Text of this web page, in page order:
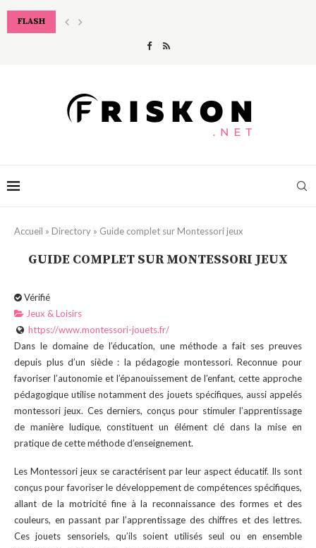
FLASH
COMMENT APPLIQUER SON CORRECTEUR ANTI-CERNES POUR UN EFFET
Accueil » Directory » Guide complet sur Montessori jeux
GUIDE COMPLET SUR MONTESSORI JEUX
Vérifié
Jeux & Loisirs
https://www.montessori-jouets.fr/
Dans le domaine de l’éducation, une méthode a fait ses preuves
depuis plus d’un siècle : la pédagogie montessori. Reconnue pour
favoriser l’autonomie et l’épanouissement de l’enfant, cette approche
pédagogique utilise notamment des jouets spécifiques, aussi appelés
montessori jeux. Ces derniers, conçus pour stimuler l’apprentissage
de manière ludique, constituent un élément clé dans la mise en
pratique de cette méthode d’enseignement.
Les Montessori jeux se caractérisent par leur aspect éducatif. Ils sont
conçus pour favoriser le développement de compétences spécifiques,
allant de la motricité fine à la reconnaissance des formes et des
couleurs, en passant par l’apprentissage des chiffres et des lettres.
Ces jouets sensoriels, qu’ils soient utilisés seul ou en ensemble